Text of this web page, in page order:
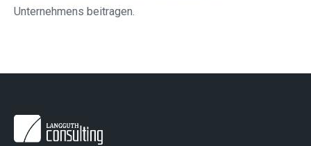
Unternehmens beitragen.